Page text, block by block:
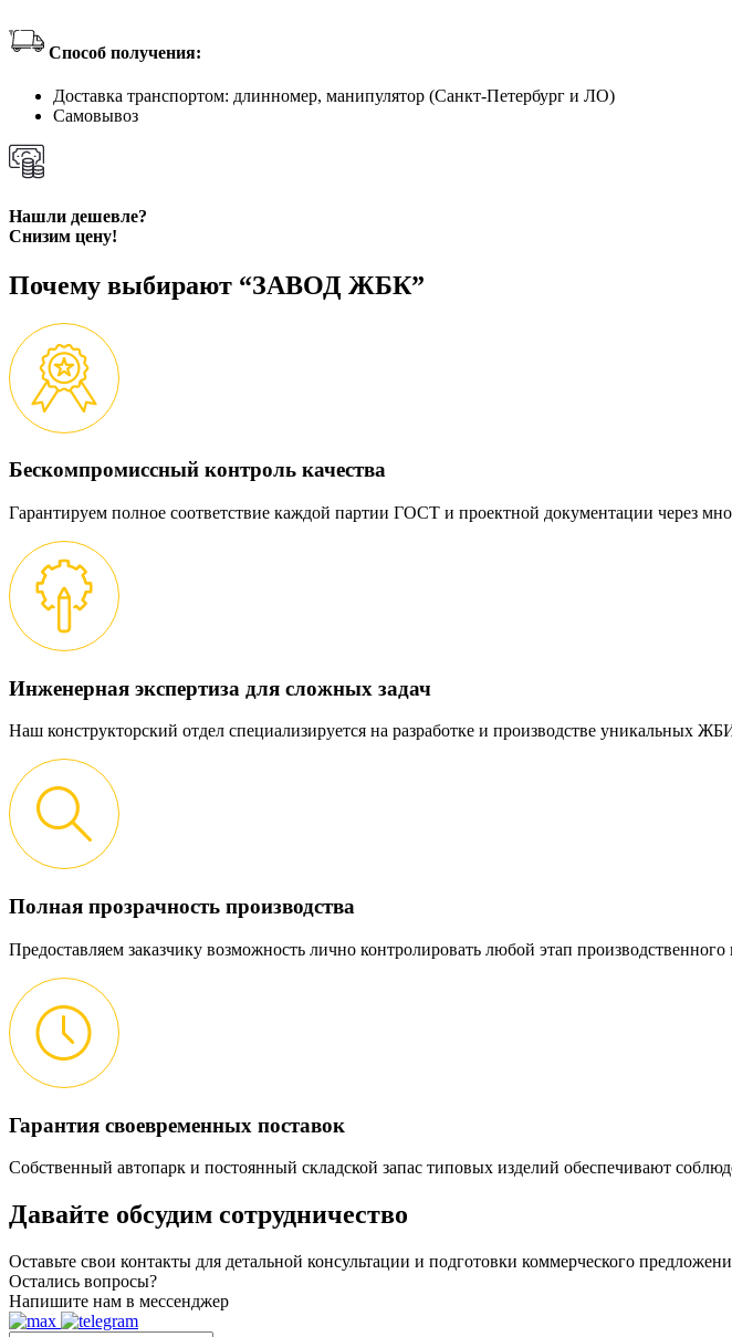
Способ получения:
Доставка транспортом: длинномер, манипулятор (Санкт-Петербург и ЛО)
Самовывоз
Нашли дешевле?
Снизим цену!
Почему выбирают “ЗАВОД ЖБК”
Бескомпромиссный контроль качества
Гарантируем полное соответствие каждой партии ГОСТ и проектной документации через
Инженерная экспертиза для сложных задач
Наш конструкторский отдел специализируется на разработке и производстве уникальных
Полная прозрачность производства
Предоставляем заказчику возможность лично контролировать любой этап
Гарантия своевременных поставок
Собственный автопарк и постоянный складской запас типовых изделий обеспечивают
Давайте обсудим сотрудничество
Оставьте свои контакты для детальной консультации и подготовки коммерческого
Остались вопросы?
Напишите нам в мессенджер